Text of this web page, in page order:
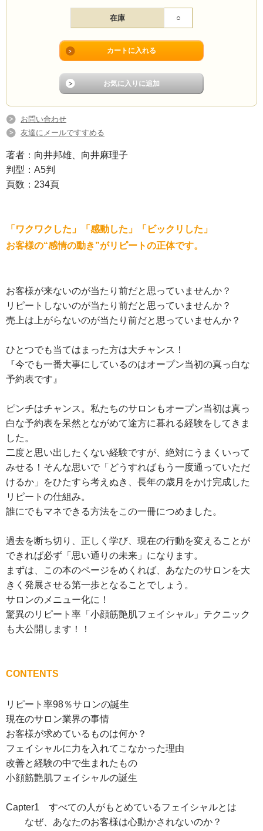
在庫 ○
お問い合わせ
友達にメールですすめる
著者：向井邦雄、向井麻理子
判型：A5判
頁数：234頁
「ワクワクした」「感動した」「ビックリした」
お客様の“感情の動き”がリピートの正体です。
お客様が来ないのが当たり前だと思っていませんか？
リピートしないのが当たり前だと思っていませんか？
売上は上がらないのが当たり前だと思っていませんか？
ひとつでも当てはまった方は大チャンス！
『今でも一番大事にしているのはオープン当初の真っ白な
予約表です』
ピンチはチャンス。私たちのサロンもオープン当初は真っ
白な予約表を呆然とながめて途方に暮れる経験をしてきま
した。
二度と思い出したくない経験ですが、絶対にうまくいって
みせる！そんな思いで「どうすればもう一度通っていただ
けるか」をひたすら考えぬき、長年の歳月をかけ完成した
リピートの仕組み。
誰にでもマネできる方法をこの一冊につめました。
過去を断ち切り、正しく学び、現在の行動を変えることが
できれば必ず「思い通りの未来」になります。
まずは、この本のページをめくれば、あなたのサロンを大
きく発展させる第一歩となることでしょう。
サロンのメニュー化に！
驚異のリピート率「小顔筋艶肌フェイシャル」テクニック
も大公開します！！
CONTENTS
リピート率98％サロンの誕生
現在のサロン業界の事情
お客様が求めているものは何か？
フェイシャルに力を入れてこなかった理由
改善と経験の中で生まれたもの
小顔筋艶肌フェイシャルの誕生
Capter1 すべての人がもとめているフェイシャルとは
なぜ、あなたのお客様は心動かされないのか？